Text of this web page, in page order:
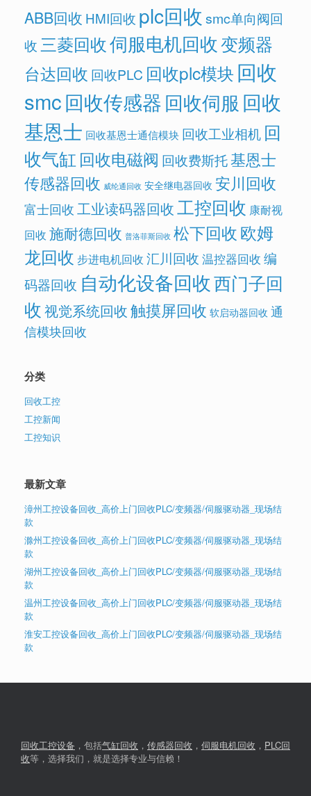
ABB回收 HMI回收 plc回收 smc单向阀回
收 三菱回收伺服电机回收变频器
台达回收 回收PLC 回收plc模块 回收
smc回收传感器回收伺服 回收
基恩士 回收基恩士通信模块 回收工业相机 回
收气缸 回收电磁阀 回收费斯托基恩士
传感器回收 威纶通回收 安全继电器回收 安川回收
富士回收工业读码器回收工控回收 康耐视
回收 施耐德回收 普洛菲斯回收 松下回收欧姆
龙回收 步进电机回收 汇川回收 温控器回收 编
码器回收 自动化设备回收西门子回
收视觉系统回收触摸屏回收 软启动器回收 通
信模块回收
分类
回收工控
工控新闻
工控知识
最新文章
漳州工控设备回收_高价上门回收PLC/变频器/伺服驱动器_现场结
款
滁州工控设备回收_高价上门回收PLC/变频器/伺服驱动器_现场结
款
湖州工控设备回收_高价上门回收PLC/变频器/伺服驱动器_现场结
款
温州工控设备回收_高价上门回收PLC/变频器/伺服驱动器_现场结
款
淮安工控设备回收_高价上门回收PLC/变频器/伺服驱动器_现场结
款
回收工控设备 ，包括气缸回收 ， 传感器回收 ， 伺服电机回收 ， PLC回
收等，选择我们，就是选择专业与信赖！